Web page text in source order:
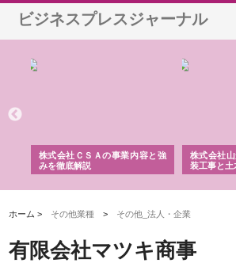
ビジネスプレスジャーナル
株式会社ＣＳＡの事業内容と強
みを徹底解説
株式会社
装工事と土
ホーム > その他業種 > その他_法人・企業
有限会社マツキ商事